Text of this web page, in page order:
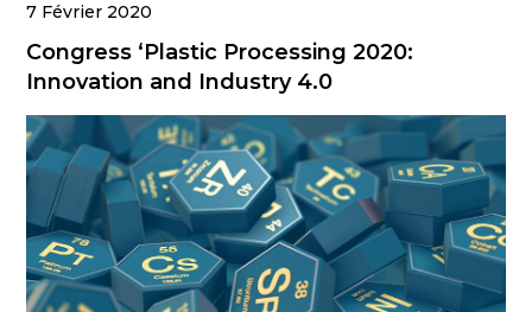
7 Février 2020
Congress ‘Plastic Processing 2020:
Innovation and Industry 4.0